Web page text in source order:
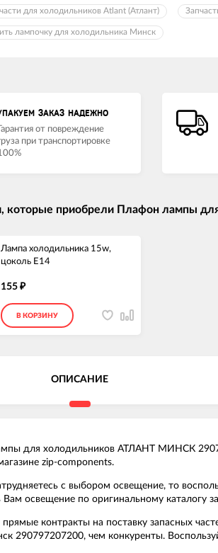
для холодильников Atlant (Атлант)
лампочку для холодильника Минск
ЗАКАЗ НАДЕЖНО
от повреждение
при транспортировке
которые приобрели Плафон лампы
Лампа холодильника 15w,
цоколь Е14
155 ₽
В КОРЗИНУ
ОПИСАНИЕ
для холодильников АТЛАНТ МИНСК
zip-components.
с выбором освещение, то
Вам освещение по оригинальному каталогу
контракты на поставку запасных
290797207200, чем конкуренты.